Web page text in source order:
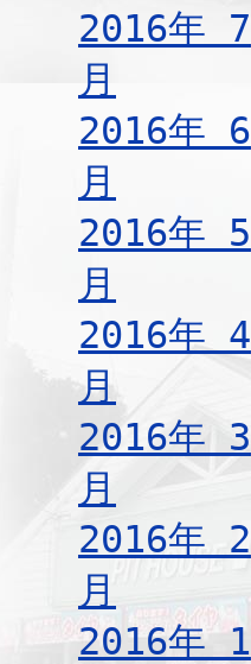
2016年 7
月
2016年 6
月
2016年 5
月
2016年 4
月
2016年 3
月
2016年 2
月
2016年 1